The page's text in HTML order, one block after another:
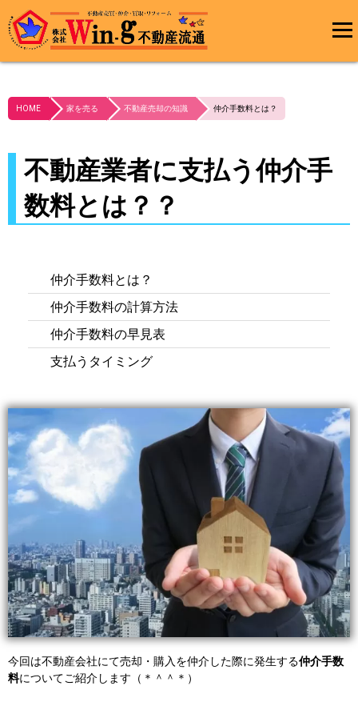
メインメ
最終更新日:2023/10/03
HOME 家を売る 不動産売却の知識 仲介手数料とは？
不動産業者に支払う仲介手
数料とは？？
仲介手数料とは？
仲介手数料の計算方法
仲介手数料の早見表
支払うタイミング
今回は不動産会社にて売却・購入を仲介した際に発生する仲介手数
料についてご紹介します（＊＾＾＊）